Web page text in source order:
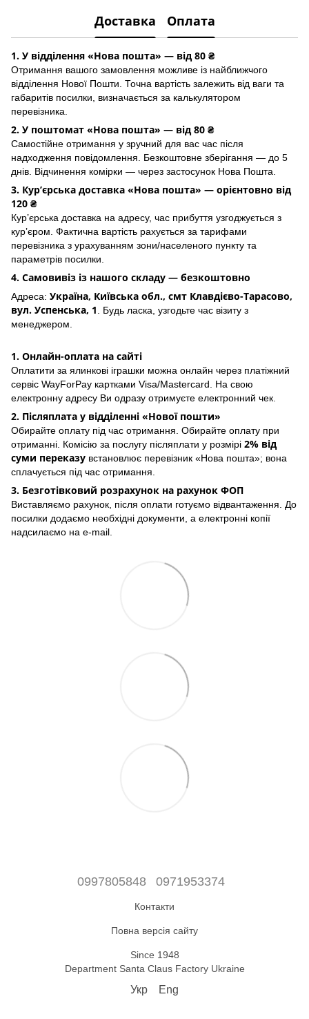
Доставка Оплата
1. У відділення «Нова пошта» — від 80 ₴
Отримання вашого замовлення можливе із найближчого
відділення Нової Пошти. Точна вартість залежить від ваги та
габаритів посилки, визначається за калькулятором
перевізника.
2. У поштомат «Нова пошта» — від 80 ₴
Самостійне отримання у зручний для вас час після
надходження повідомлення. Безкоштовне зберігання — до 5
днів. Відчинення комірки — через застосунок Hoва Пошта.
3. Кур’єрська доставка «Нова пошта» — орієнтовно від
120 ₴
Кур’єрська доставка на адресу, час прибуття узгоджується з
кур’єром. Фактична вартість рахується за тарифами
перевізника з урахуванням зони/населеного пункту та
параметрів посилки.
4. Самовивіз із нашого складу — безкоштовно
Адреса: Україна, Київська обл., смт Клавдієво-Тарасово,
вул. Успенська, 1
. Будь ласка, узгодьте час візиту з
менеджером.
1. Онлайн-оплата на сайті
Оплатити за ялинкові іграшки можна онлайн через платіжний
сервіс WayForPay картками Visa/Mastercard. На свою
електронну адресу Ви одразу отримуєте електронний чек.
2. Післяплата у відділенні «Нової пошти»
Обирайте оплату під час отримання. Обирайте оплату при
отриманні. Комісію за послугу післяплати у розмірі 2% від
суми переказу встановлює перевізник «Нова пошта»; вона
сплачується під час отримання.
3. Безготівковий розрахунок на рахунок ФОП
Виставляємо рахунок, після оплати готуємо відвантаження. До
посилки додаємо необхідні документи, а електронні копії
надсилаємо на e-mail.
0997805848 0971953374
Контакти
Повна версія сайту
Since 1948
Department Santa Claus Factory Ukraine
Укр Eng